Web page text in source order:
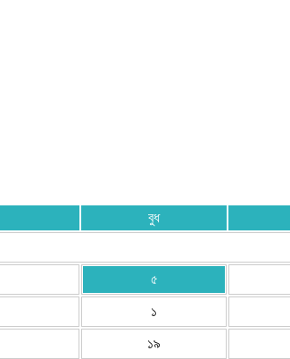
বুধ
৫
১
১৯